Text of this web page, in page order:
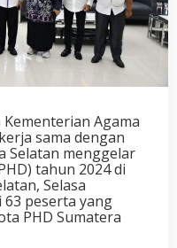
Agama
sama dengan
Selatan menggelar
tahun 2024 di
Selasa
63 peserta yang
PHD Sumatera